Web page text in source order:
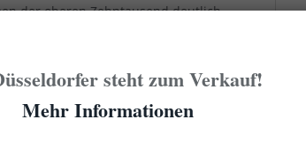
der oberen Zehntausend deutlich
ist erheblich klüngeliger als
von sinkendem Fernsehkonsum
Sterben des linearen
der jeweiligen Klüngel kein
steht zum Verkauf!
Mehr Informationen